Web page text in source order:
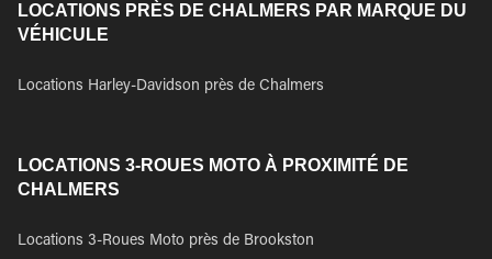
LOCATIONS PRÈS DE CHALMERS PAR MARQUE DU
VÉHICULE
Locations Harley-Davidson près de Chalmers
LOCATIONS 3-ROUES MOTO À PROXIMITÉ DE
CHALMERS
Locations 3-Roues Moto près de Brookston